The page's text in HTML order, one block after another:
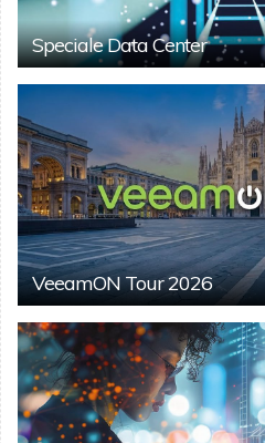
Speciale Data Center
VeeamON Tour 2026